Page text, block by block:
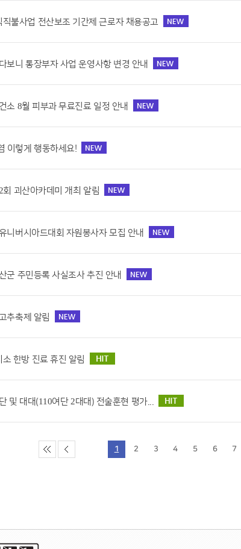
직불사업 전산보조 기간제 근로자 채용공고
보니 통장부자 사업 운영사항 변경 안내
소 8월 피부과 무료진료 일정 안내
이렇게 행동하세요!
회 괴산아카데미 개최 알림
니버시아드대회 자원봉사자 모집 안내
군 주민등록 사실조사 추진 안내
추축제 알림
한방 진료 휴진 알림
및 대대(110여단 2대대) 전술훈현 평가...
1 2 3 4 5 6 7